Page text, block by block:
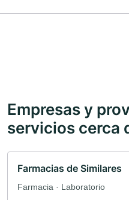
Empresas y
servicios cerca
Farmacias de Similares
Farmacia · Laboratorio